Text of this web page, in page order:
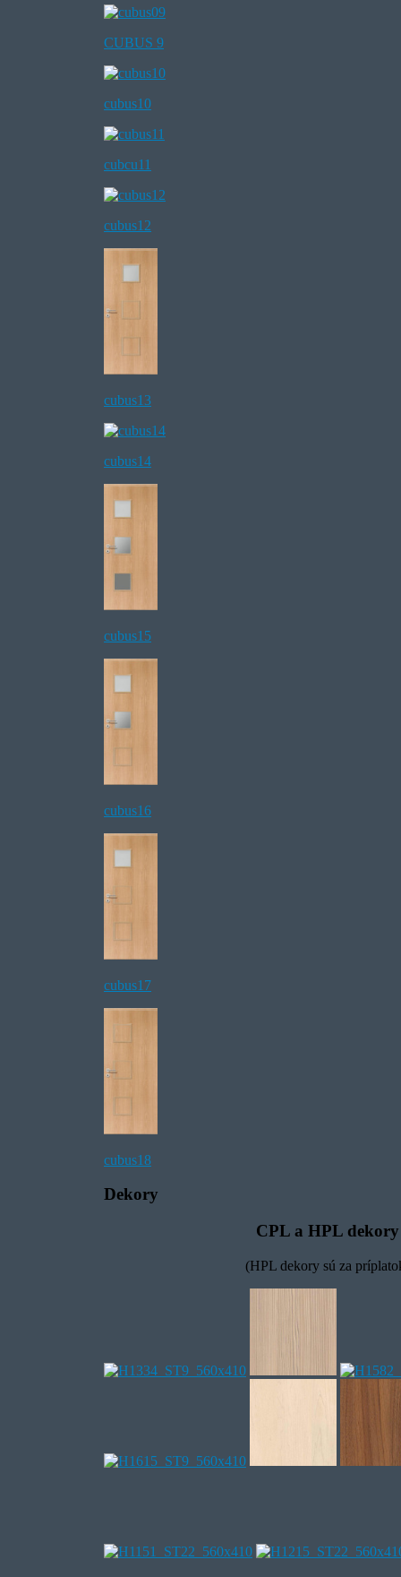
CUBUS 9
cubus10
cubcu11
cubus12
cubus13
cubus14
cubus15
cubus16
cubus17
cubus18
Dekory
CPL a HPL dekory
(HPL dekory sú za